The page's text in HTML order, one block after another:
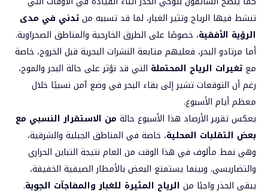
تنشط فيها الرياح وتثير الغبار، لما قد تسببه منتدني في مدى
الرؤية الأفقية، خصوصًا على الطرق الخارجية والمناطق الصحراوية.
أما مرتادو البحر، فعليهم متابعة النشرات البحرية قبل الخروج، خاصة
مع تغيرات الرياح المحتملة التي قد تؤثر على حالة البحر والموج،
رغم أن التوقعات تشير إلى بقاء البحر في وضع آمن نسبيًا خلال
معظم أيام الأسبوع.
يعكس تقرير الأرصاد هذا الأسبوع حالة من الاستقرار النسبي مع
بعض التقلبات المحلية، خاصة في المناطق الجبلية والشرقية،
وهي نمط مألوف في هذا الوقت من العام نتيجة التباين الحراري
والتضاريسي. وبينما يستمتع البعض بالأمطار الصيفية الخفيفة،
يبقى الحذر واجبًا من الرياح المثيرة للغبار والمفاجآت الجوية.